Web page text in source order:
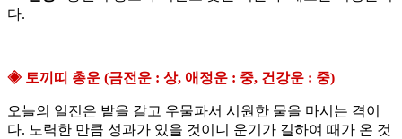
다.
◈ 토끼띠 총운 (금전운 : 상, 애정운 : 중, 건강운 : 중)
오늘의 일진은 밭을 갈고 우물파서 시원한 물을 마시는 격이
다. 노력한 만큼 성과가 있을 것이니 운기가 길하여 때가 온 것